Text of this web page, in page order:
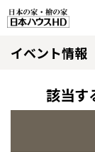
脱炭素・檜の家
環境にやさしい
選ばれる理由
イベント情報
該当す